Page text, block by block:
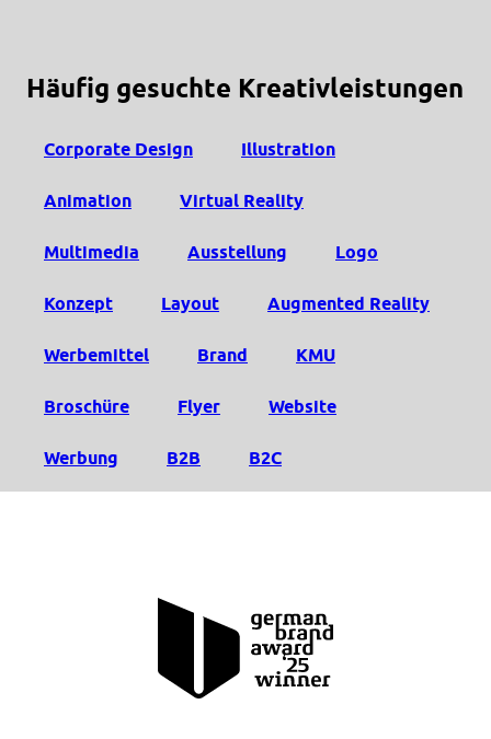
Häufig gesuchte Kreativleistungen
Corporate Design Illustration
Animation Virtual Reality
Multimedia Ausstellung Logo
Konzept Layout Augmented Reality
Werbemittel Brand KMU
Broschüre Flyer Website
Werbung B2B B2C